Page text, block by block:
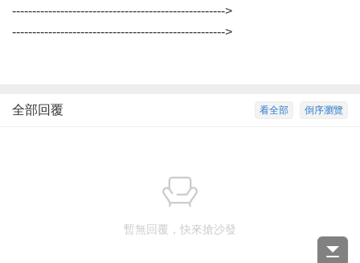
----------------------------------------------------->
----------------------------------------------------->
倒序瀏覽
看全部
全部回覆
暫無回覆，快來搶沙發